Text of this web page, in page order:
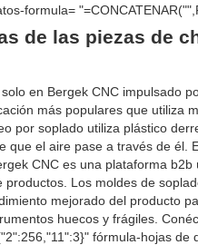
formula=
de las piezas de
en Bergek CNC impulsado
más populares que utiliza
por soplado utiliza plástico
que el aire pase a través de
CNC es una plataforma
Los moldes de
mejorado del producto
huecos y frágiles.
fórmula-hojas de